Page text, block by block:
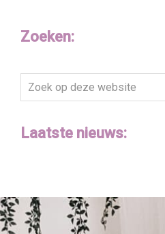
Zoeken:
Zoek
op
website
Laatste nieuws: